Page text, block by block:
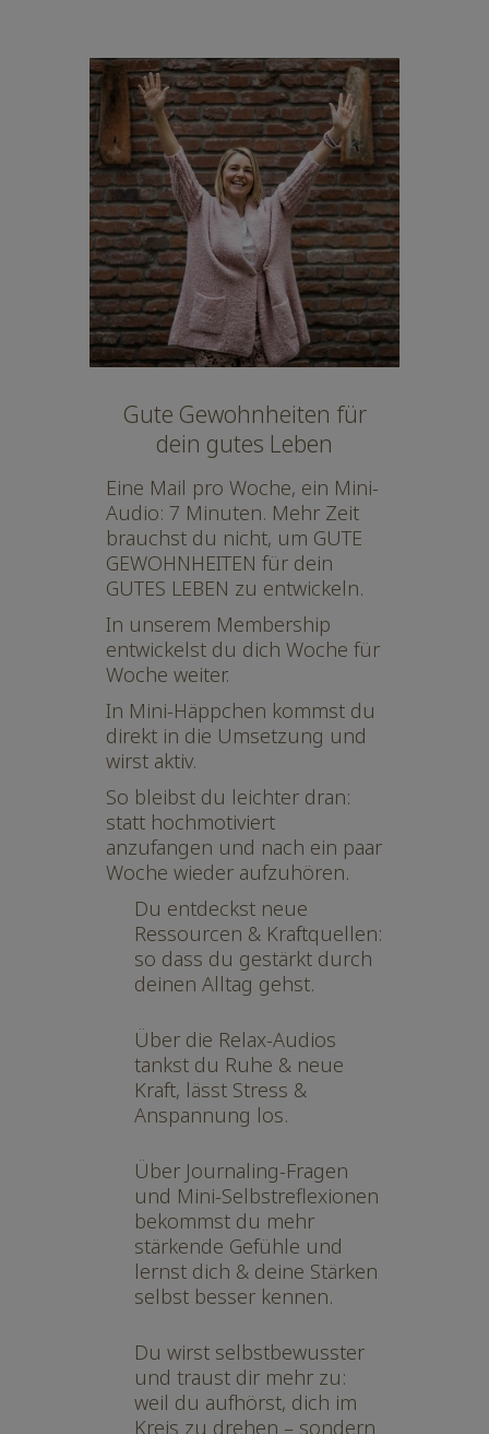
Gute Gewohnheiten für
dein gutes Leben
Eine Mail pro Woche, ein Mini-
Audio: 7 Minuten. Mehr Zeit
brauchst du nicht, um GUTE
GEWOHNHEITEN für dein
GUTES LEBEN zu entwickeln.
In unserem Membership
entwickelst du dich Woche für
Woche weiter.
In Mini-Häppchen kommst du
direkt in die Umsetzung und
wirst aktiv.
So bleibst du leichter dran:
statt hochmotiviert
anzufangen und nach ein paar
Woche wieder aufzuhören.
Du entdeckst neue
Ressourcen & Kraftquellen:
so dass du gestärkt durch
deinen Alltag gehst.
Über die Relax-Audios
tankst du Ruhe & neue
Kraft, lässt Stress &
Anspannung los.
Über Journaling-Fragen
und Mini-Selbstreflexionen
bekommst du mehr
stärkende Gefühle und
lernst dich & deine Stärken
selbst besser kennen.
Du wirst selbstbewusster
und traust dir mehr zu:
weil du aufhörst, dich im
Kreis zu drehen – sondern